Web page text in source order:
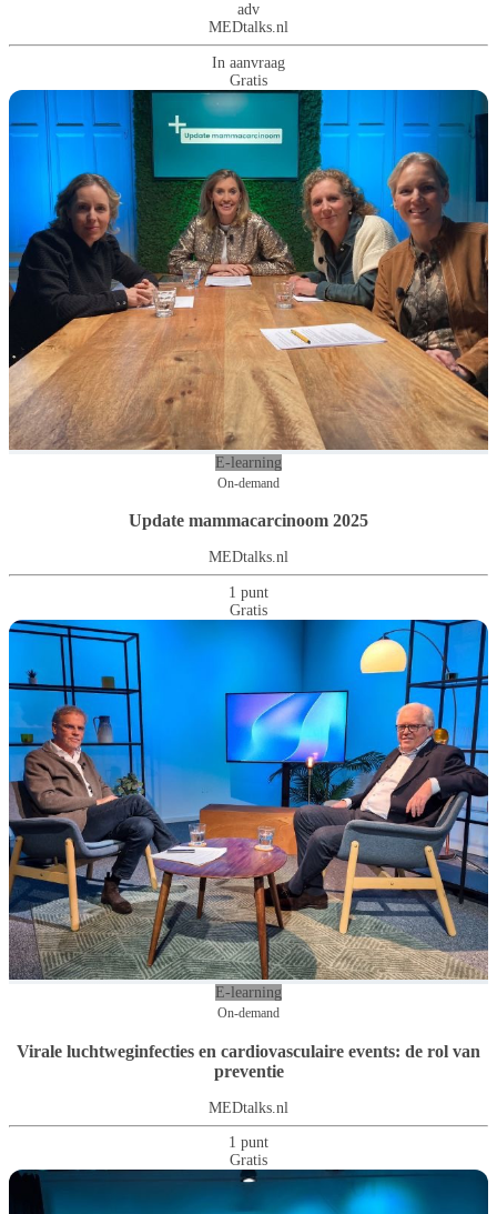
adv
MEDtalks.nl
In aanvraag
Gratis
E-learning
On-demand
Update mammacarcinoom 2025
MEDtalks.nl
1 punt
Gratis
E-learning
On-demand
Virale luchtweginfecties en cardiovasculaire events: de rol van
preventie
MEDtalks.nl
1 punt
Gratis